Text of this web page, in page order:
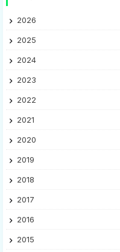
2026
2025
2024
2023
2022
2021
2020
2019
2018
2017
2016
2015